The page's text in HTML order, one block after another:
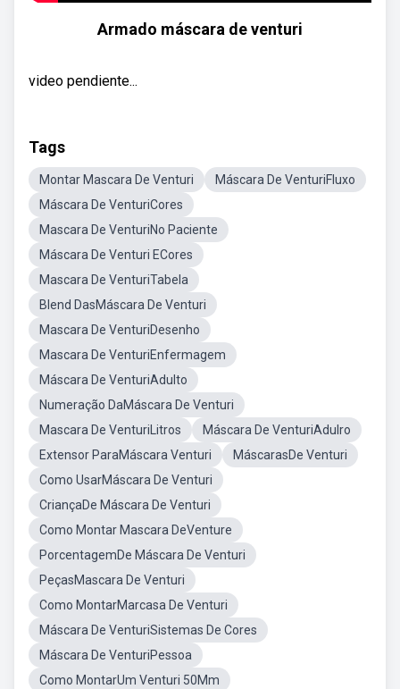
Armado máscara de venturi
video pendiente...
Tags
Montar Mascara De Venturi
Máscara De VenturiFluxo
Máscara De VenturiCores
Mascara De VenturiNo Paciente
Máscara De Venturi ECores
Mascara De VenturiTabela
Blend DasMáscara De Venturi
Mascara De VenturiDesenho
Mascara De VenturiEnfermagem
Máscara De VenturiAdulto
Numeração DaMáscara De Venturi
Mascara De VenturiLitros
Máscara De VenturiAdulro
Extensor ParaMáscara Venturi
MáscarasDe Venturi
Como UsarMáscara De Venturi
CriançaDe Máscara De Venturi
Como Montar Mascara DeVenture
PorcentagemDe Máscara De Venturi
PeçasMascara De Venturi
Como MontarMarcasa De Venturi
Máscara De VenturiSistemas De Cores
Máscara De VenturiPessoa
Como MontarUm Venturi 50Mm